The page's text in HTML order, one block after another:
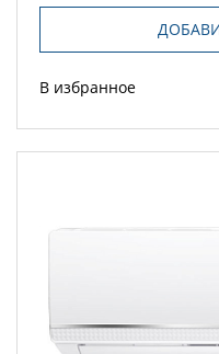
В избранное